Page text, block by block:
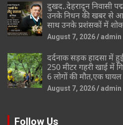
दुखद..देहरादून निवासी
उनके निधन की खबर से
साथ उनके प्रशंसकों में
August 7, 2026 admin
दर्दनाक सड़क हादसा में
250 मीटर गहरी खाई में
6 लोगों की मौत,एक घायल
August 7, 2026 admin
Follow Us